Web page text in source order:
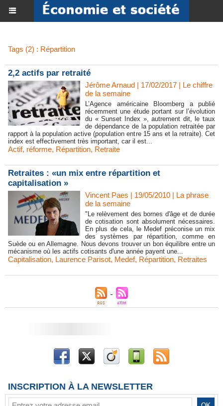
Tags (2) : Répartition
2,2 actifs par retraité
Jérôme Arnaud | 17/02/2017 | Le chiffre
de la semaine
L’Agence américaine Bloomberg a publié
récemment une étude portant sur l’évolution
du « Sunset Index », autrement dit, le taux
de dépendance de la population retraitée par
rapport à la population active (population entre 15 ans et la retraite). Cet
index est effectivement très important, car il est...
Actif, réforme, Répartition, Retraite
Retraites : «un mix entre répartition et
capitalisation »
Vincent Paes | 19/05/2010 | La phrase
de la semaine
"Le relèvement des bornes d'âge et de durée
de cotisation sont absolument nécessaires.
En plus de cela, le Medef préconise un mix
des systèmes par répartition, comme en
Suède ou en Allemagne. Nous devons trouver un bon équilibre entre un
mécanisme où les actifs cotisants d'une année payent une...
Capitalisation, Laurence Parisot, Medef, Répartition, Retraites
INSCRIPTION À LA NEWSLETTER